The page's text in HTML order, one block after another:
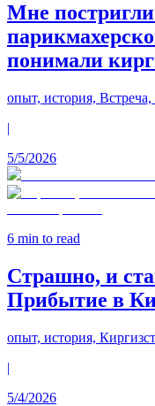
Мне
понимали
опыт, история, Встреча,
|
5/5/2026
6 min to read
Страшно, и
Прибытие в
опыт, история,
|
5/4/2026